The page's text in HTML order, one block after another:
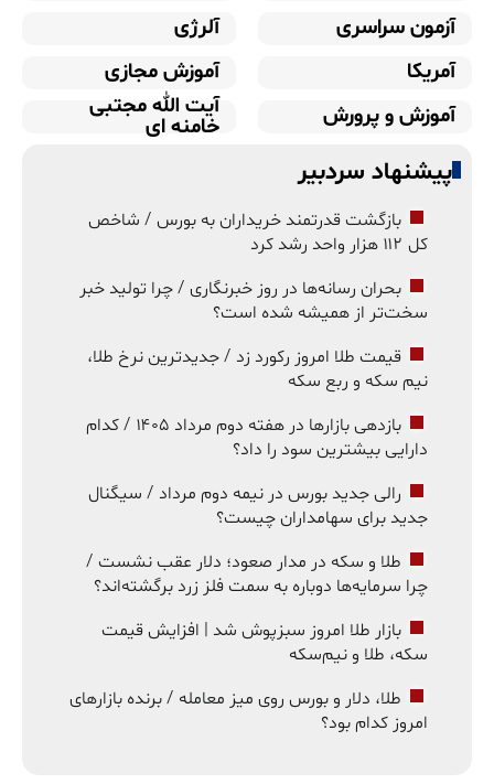
آزمون سراسری
آلرژی
آمریکا
آموزش مجازی
آموزش و پرورش
آیت الله مجتبی
خامنه ای
پیشنهاد سردبیر
بازگشت قدرتمند خریداران به بورس / شاخص
کل ۱۱۲ هزار واحد رشد کرد
بحران رسانه‌ها در روز خبرنگاری / چرا تولید خبر
سخت‌تر از همیشه شده است؟
قیمت طلا امروز رکورد زد / جدیدترین نرخ طلا،
نیم سکه و ربع سکه
بازدهی بازارها در هفته دوم مرداد ۱۴۰۵ / کدام
دارایی بیشترین سود را داد؟
رالی جدید بورس در نیمه دوم مرداد / سیگنال
جدید برای سهامداران چیست؟
طلا و سکه در مدار صعود؛ دلار عقب نشست /
چرا سرمایه‌ها دوباره به سمت فلز زرد برگشته‌اند؟
بازار طلا امروز سبزپوش شد | افزایش قیمت
سکه، طلا و نیم‌سکه
طلا، دلار و بورس روی میز معامله / برنده بازارهای
امروز کدام بود؟